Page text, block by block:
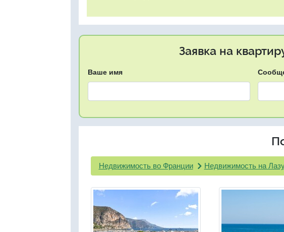
Заявка на
Ваше имя
Недвижимость во Франции Недвижимость на